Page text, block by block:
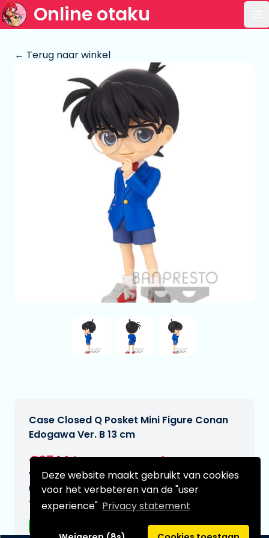
Deze website maakt gebruikt van cookies
voor het verbeteren van de "user
experience" Privacy statement
Online otaku
← Terug naar winkel
Case Closed Q Posket Mini Figure Conan
Edogawa Ver. B 13 cm
€27,14
Verwachtte leverdatum:
n.v.t.
Type: